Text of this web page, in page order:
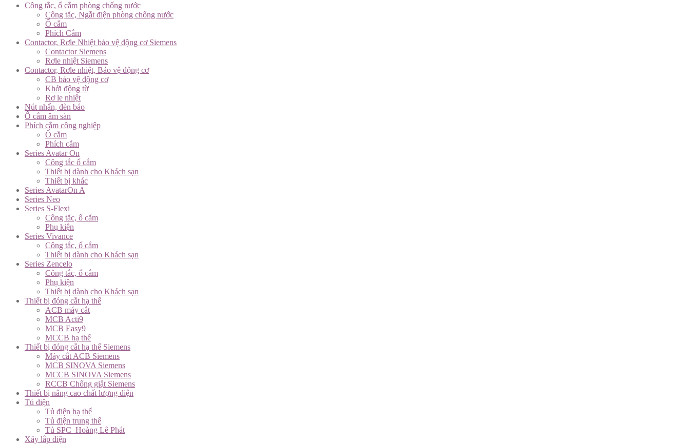
Công tắc, ổ cắm phòng chống nước
Công tắc, Ngắt điện phòng chống nước
Ổ cắm
Phích Cắm
Contactor, Rơle Nhiệt bảo vệ động cơ Siemens
Contactor Siemens
Rơle nhiệt Siemens
Contactor, Rơle nhiệt, Bảo vệ động cơ
CB bảo vệ động cơ
Khởi động từ
Rơ le nhiệt
Nút nhấn, đèn báo
Ổ cắm âm sàn
Phích cắm công nghiệp
Ổ cắm
Phích cắm
Series Avatar On
Công tắc ổ cắm
Thiết bị dành cho Khách sạn
Thiết bị khác
Series AvatarOn A
Series Neo
Series S-Flexi
Công tắc, ổ cắm
Phụ kiện
Series Vivance
Công tắc, ổ cắm
Thiết bị dành cho Khách sạn
Series Zencelo
Công tắc, ổ cắm
Phụ kiện
Thiết bị dành cho Khách sạn
Thiết bị đóng cắt hạ thế
ACB máy cắt
MCB Acti9
MCB Easy9
MCCB hạ thế
Thiết bị đóng cắt hạ thế Siemens
Máy cắt ACB Siemens
MCB SINOVA Siemens
MCCB SINOVA Siemens
RCCB Chống giật Siemens
Thiết bị nâng cao chất lượng điện
Tủ điện
Tủ điện hạ thế
Tủ điện trung thế
Tủ SPC_Hoàng Lê Phát
Xây lắp điện